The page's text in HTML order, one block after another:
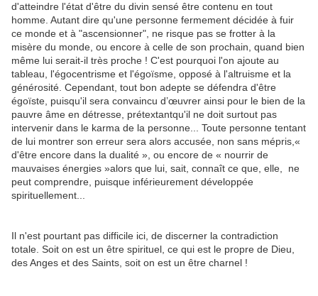
d'atteindre l'état d'être du divin sensé être contenu en tout
homme. Autant dire qu'une personne fermement décidée à fuir
ce monde et à "ascensionner", ne risque pas se frotter à la
misère du monde, ou encore à celle de son prochain, quand bien
même lui serait-il très proche ! C'est pourquoi l'on ajoute au
tableau, l'égocentrisme et l'égoïsme, opposé à l'altruisme et la
générosité. Cependant, tout bon adepte se défendra d'être
égoïste, puisqu'il sera convaincu d’œuvrer ainsi pour le bien de la
pauvre âme en détresse, prétextantqu'il ne doit surtout pas
intervenir dans le karma de la personne... Toute personne tentant
de lui montrer son erreur sera alors accusée, non sans mépris,«
d'être encore dans la dualité », ou encore de « nourrir de
mauvaises énergies »alors que lui, sait, connaît ce que, elle, ne
peut comprendre, puisque inférieurement développée
spirituellement...
Il n'est pourtant pas difficile ici, de discerner la contradiction
totale. Soit on est un être spirituel, ce qui est le propre de Dieu,
des Anges et des Saints, soit on est un être charnel !